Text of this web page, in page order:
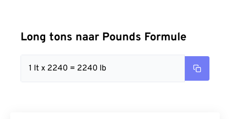
Long tons naar Pounds Formule
1 lt x 2240 = 2240 lb